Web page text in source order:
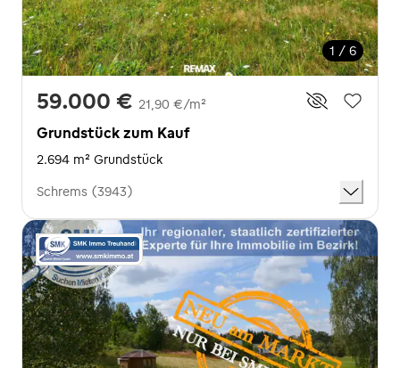
1 / 6
59.000 € 21,90 €/m²
Grundstück zum Kauf
2.694 m² Grundstück
Schrems (3943)